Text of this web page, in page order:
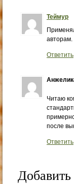
Теймур
авторам.
Ответить
Читаю
после
Ответить